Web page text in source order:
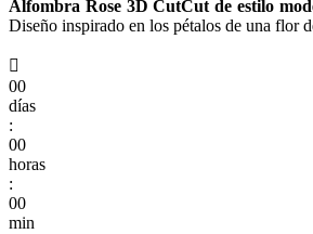
Alfombra Rose 3D CutCut de estilo
Diseño inspirado en los pétalos de una flor

00
días
:
00
horas
:
00
min